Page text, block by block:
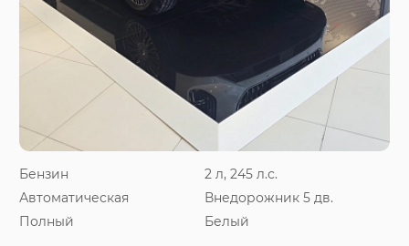
Бензин
2 л, 245 л.с.
Автоматическая
Внедорожник 5 дв.
Полный
Белый